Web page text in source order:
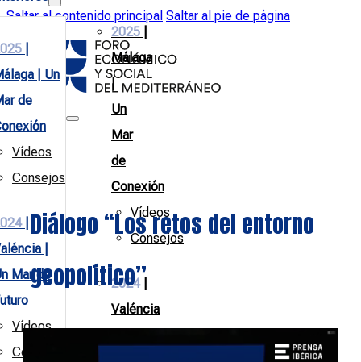
Saltar al contenido principal Saltar al pie de página
| Un
de
Vídeos
Consejos
|
|
Mar de
Vídeos
Consejos
2025
Málaga
|
Un
Mar
de
Conexión
Vídeos
Consejos
2024|
Valéncia
Diálogo “Los retos del entorno
geopolítico”